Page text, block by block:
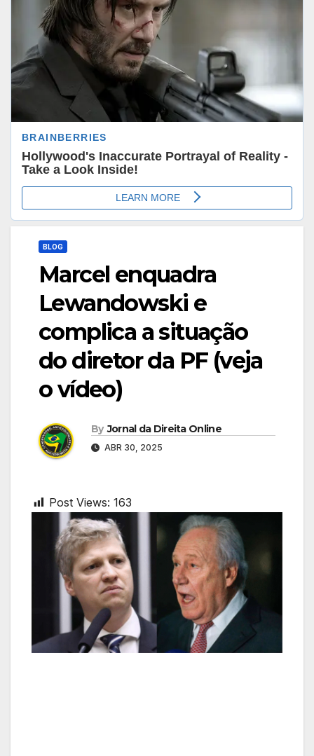
BLOG
Marcel enquadra
Lewandowski e
complica a situação
do diretor da PF (veja
o vídeo)
By Jornal da Direita Online
ABR 30, 2025
Post Views: 163